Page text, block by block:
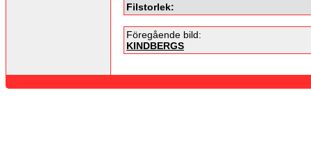
Filstorlek:
Föregående bild:
KINDBERGS